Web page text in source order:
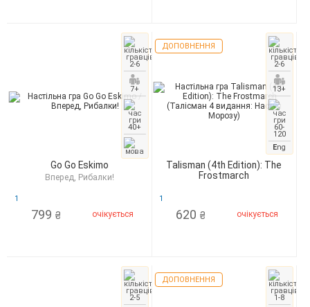
Go Go Eskimo
Вперед, Рибалки!
2-6
7+
40+
1
799 ₴ очікується
Talisman (4th Edition): The
Frostmarch
2-6
13+
60-
120
Eng
ДОПОВНЕННЯ
1
620 ₴ очікується
2-5 1-8
ДОПОВНЕННЯ